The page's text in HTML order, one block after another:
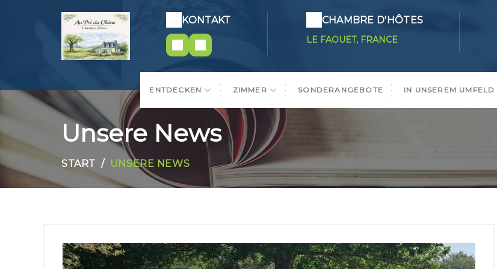
KONTAKT CHAMBRE D'HÔTES
LE FAOUET, FRANCE
ENTDECKEN ZIMMER SONDERANGEBOTE IN UNSEREM UMFELD
Unsere News
START UNSERE NEWS